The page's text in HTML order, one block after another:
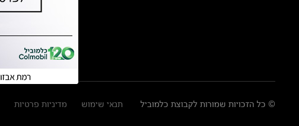
© כל הזכויות שמורות לקבוצת כלמוביל תנאי שימוש מדיניות פרטיות